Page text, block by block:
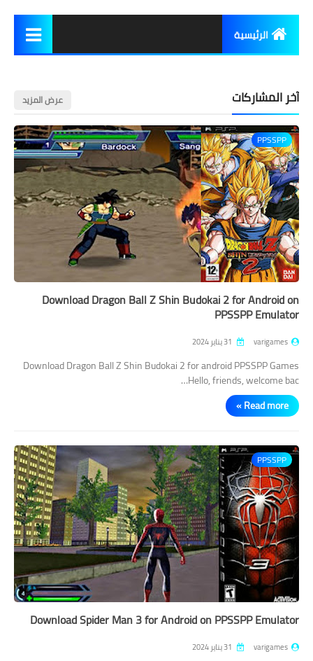
الرئيسية
العاب
شروحات
آخر المشاركات عرض المزيد
PPSSPP
Download Dragon Ball Z Shin Budokai 2 for Android on
PPSSPP Emulator
varigames
Download Dragon Ball Z Shin Budokai 2 for android PPSSPP Games
Hello, friends, welcome bac…
Read more »
PPSSPP
Download Spider Man 3 for Android on PPSSPP Emulator
varigames